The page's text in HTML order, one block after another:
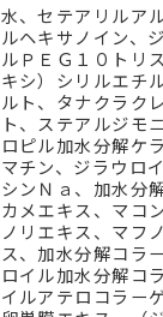
水、セテアリルア
ルヘキサノイン、
ルＰＥＧ１０トリ
キシ）シリルエチ
ルト、タナクラク
ト、ステアルジモ
ロピル加水分解ケ
マチン、ジラウロ
シンＮａ、加水分
カメエキス、マコ
ノリエキス、マフ
ス、加水分解コラ
ロイル加水分解コ
イルアテロコラー